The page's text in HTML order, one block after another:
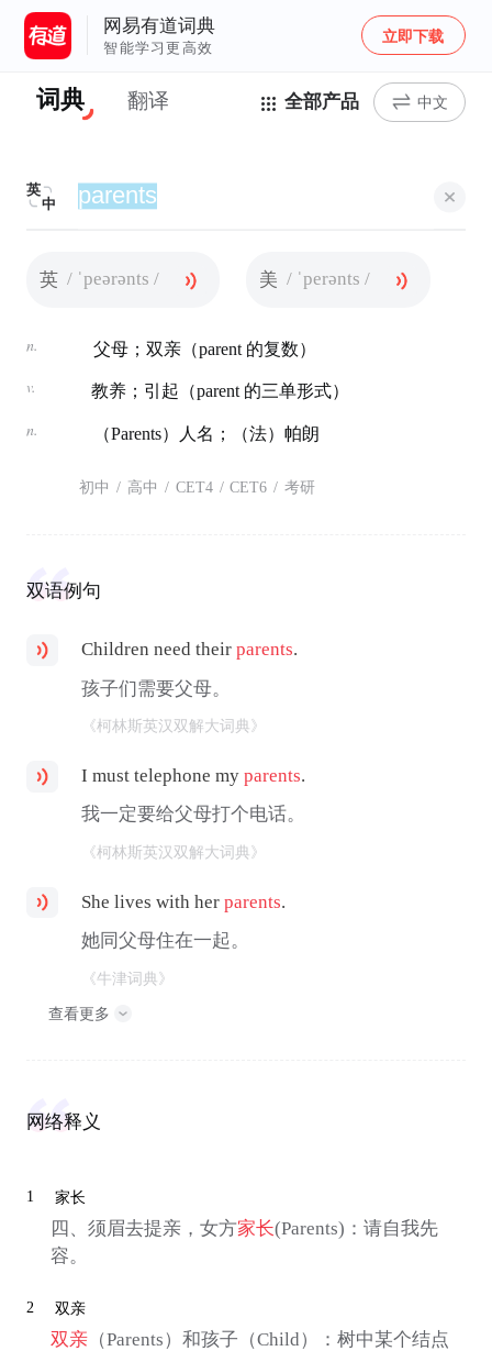
网易有道词典
智能学习更高效
立即下载
词典 翻译 全部产品 中文
英
中
英 / ˈpeərənts / 美 / ˈperənts /
n. 父母；双亲（parent 的复数）
v. 教养；引起（parent 的三单形式）
n. （Parents）人名；（法）帕朗
初中 / 高中 / CET4 / CET6 / 考研
双语例句
Children need theirparents.
孩子们需要父母。
《柯林斯英汉双解大词典》
I must telephone myparents.
我一定要给父母打个电话。
《柯林斯英汉双解大词典》
She lives with herparents.
她同父母住在一起。
《牛津词典》
查看更多
网络释义
1 家长
四、须眉去提亲，女方家长(Parents)：请自我先
容。
2 双亲
双亲（Parents）和孩子（Child）：树中某个结点